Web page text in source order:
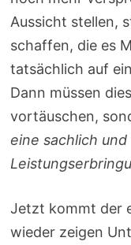
Aussicht stellen,
schaffen, die es
tatsächlich auf
Dann müssen
vortäuschen,
eine sachlich
Jetzt kommt der
wieder zeigen